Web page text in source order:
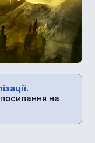
посилання на